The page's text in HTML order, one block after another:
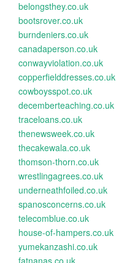
belongsthey.co.uk
bootsrover.co.uk
burndeniers.co.uk
canadaperson.co.uk
conwayviolation.co.uk
copperfielddresses.co.uk
cowboysspot.co.uk
decemberteaching.co.uk
traceloans.co.uk
thenewsweek.co.uk
thecakewala.co.uk
thomson-thorn.co.uk
wrestlingagrees.co.uk
underneathfoiled.co.uk
spanosconcerns.co.uk
telecomblue.co.uk
house-of-hampers.co.uk
yumekanzashi.co.uk
fatnanas.co.uk